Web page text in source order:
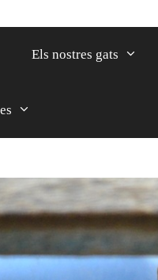
Els nostres gats